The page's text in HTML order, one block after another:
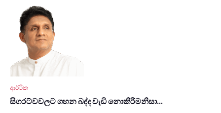
ආර්ථික
සිග­රට්වවලට ගහන බද්ද වැඩි නොකි­රී­මනිසා…